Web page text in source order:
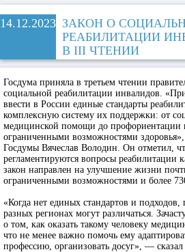
14.12.2023 ЗАКОН О
РЕАБИЛИТАЦИИ
В III ЧТЕНИИ
Госдума приняла в третьем чтении
социальной реабилитации инвалидов.
ввести в России единые стандарты
комплексную систему их поддержки: от
медицинской помощи до профориентации
ограниченными возможностями
Госдумы Вячеслав Володин. Он отметил,
регламентируются вопросы реабилитации
закон направлен на улучшение жизни
ограниченными возможностями и более
«Когда нет единых стандартов и
разных регионах могут различаться.
о том, как оказать такому человеку
что не менее важно помочь ему
профессию, организовать досуг», —